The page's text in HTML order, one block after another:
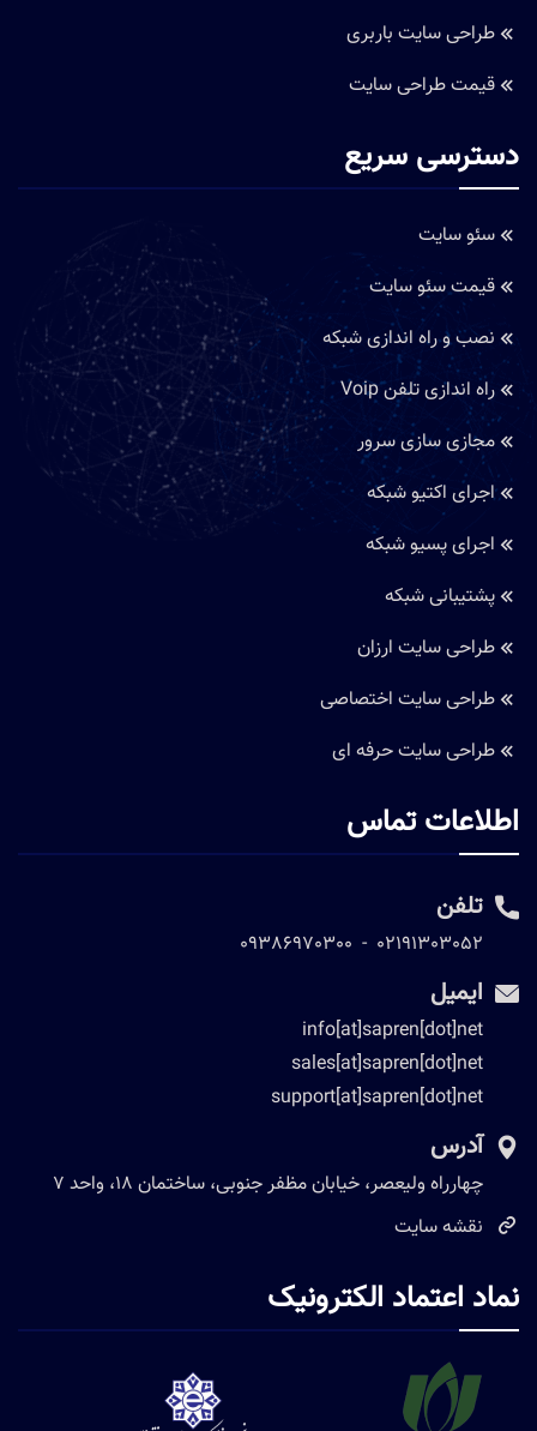
طراحی سایت باربری
قیمت طراحی سایت
دسترسی سریع
سئو سایت
قیمت سئو سایت
نصب و راه اندازی شبکه
راه اندازی تلفن Voip
مجازی سازی سرور
اجرای اکتیو شبکه
اجرای پسیو شبکه
پشتیبانی شبکه
طراحی سایت ارزان
طراحی سایت اختصاصی
طراحی سایت حرفه ای
اطلاعات تماس
تلفن
02191303052
-
09386970300
ایمیل
info[at]sapren[dot]net
sales[at]sapren[dot]net
support[at]sapren[dot]net
آدرس
چهارراه ولیعصر، خیابان مظفر جنوبی، ساختمان 18، واحد 7
نقشه سایت
نماد اعتماد الکترونیک